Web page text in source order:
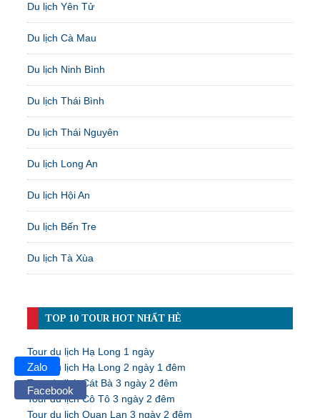
Du lịch Yên Tử
Du lịch Cà Mau
Du lịch Ninh Bình
Du lịch Thái Bình
Du lịch Thái Nguyên
Du lịch Long An
Du lịch Hội An
Du lịch Bến Tre
Du lịch Tà Xùa
TOP 10 TOUR HOT NHẤT HÈ
Tour du lịch Hạ Long 1 ngày
Tour du lịch Hạ Long 2 ngày 1 đêm
Tour du lịch Cát Bà 3 ngày 2 đêm
Tour du lịch Cô Tô 3 ngày 2 đêm
Tour du lịch Quan Lạn 3 ngày 2 đêm
Zalo
Facebook